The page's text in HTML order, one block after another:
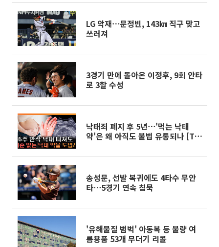
LG 악재⋯문정빈, 143㎞ 직구 맞고
쓰러져
3경기 만에 돌아온 이정후, 9회 안타
로 3할 수성
낙태죄 폐지 후 5년⋯'먹는 낙태
약'은 왜 아직도 불법 유통되나 [T
송성문, 선발 복귀에도 4타수 무안
타⋯5경기 연속 침묵
'유해물질 범벅' 아동복 등 불량 여
름용품 53개 무더기 리콜